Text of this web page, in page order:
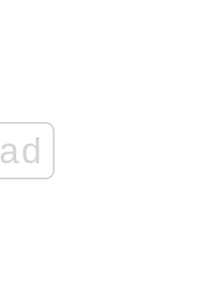
ad